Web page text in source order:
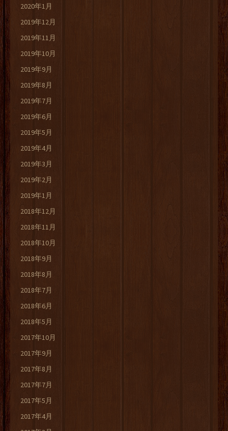
2020年1月
2019年12月
2019年11月
2019年10月
2019年9月
2019年8月
2019年7月
2019年6月
2019年5月
2019年4月
2019年3月
2019年2月
2019年1月
2018年12月
2018年11月
2018年10月
2018年9月
2018年8月
2018年7月
2018年6月
2018年5月
2017年10月
2017年9月
2017年8月
2017年7月
2017年5月
2017年4月